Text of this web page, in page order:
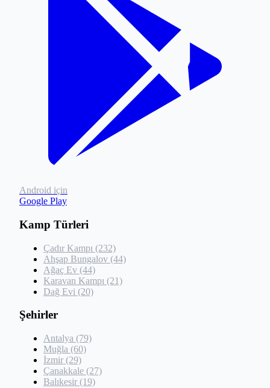
Android için
Google Play
Kamp Türleri
Çadır Kampı (232)
Ahşap Bungalov (44)
Ağaç Ev (44)
Karavan Kampı (21)
Dağ Evi (20)
Şehirler
Antalya (79)
Muğla (60)
İzmir (29)
Çanakkale (27)
Balıkesir (19)